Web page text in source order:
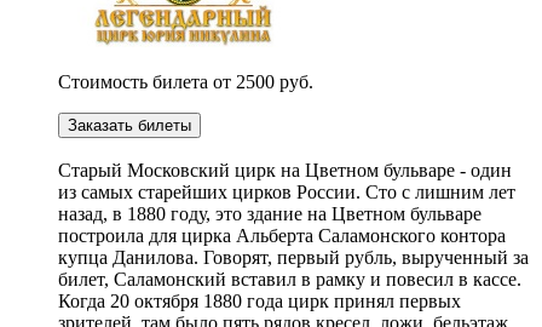
Стоимость билета от 2500 руб.
Заказать билеты
Cтарый Московский цирк на Цветном бульваре - один
из самых старейших цирков России. Сто с лишним лет
назад, в 1880 году, это здание на Цветном бульваре
построила для цирка Альберта Саламонского контора
купца Данилова. Говорят, первый рубль, вырученный за
билет, Саламонский вставил в рамку и повесил в кассе.
Когда 20 октября 1880 года цирк принял первых